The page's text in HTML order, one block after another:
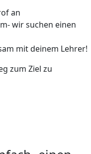
an
wir suchen einen
mit deinem Lehrer!
zum Ziel zu